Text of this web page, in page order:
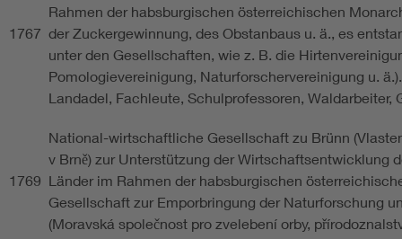
1767
Rahmen der habsburgischen österreichischen
der Zuckergewinnung, des Obstanbaus u. ä., es
unter den Gesellschaften, wie z. B. die
Pomologievereinigung, Naturforschervereinigung u.
Landadel, Fachleute, Schulprofessoren, Waldarbeiter,
1769
National-wirtschaftliche Gesellschaft zu Brünn
v Brně) zur Unterstützung der Wirtschaftsentwicklung
Länder im Rahmen der habsburgischen
Gesellschaft zur Emporbringung der Naturforschung
(Moravská společnost pro zvelebení orby,